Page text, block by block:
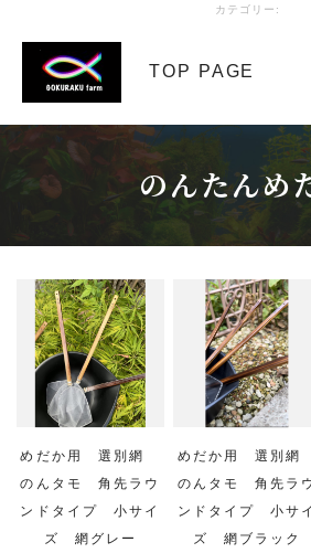
カテゴリー:
TOP PAGE
のんたんめ
めだか用 選別網
のんタモ 角先ラウ
ンドタイプ 小サイ
ズ 網グレー
めだか用 選別網
のんタモ 角先ラ
ンドタイプ 小サイ
ズ 網ブラック